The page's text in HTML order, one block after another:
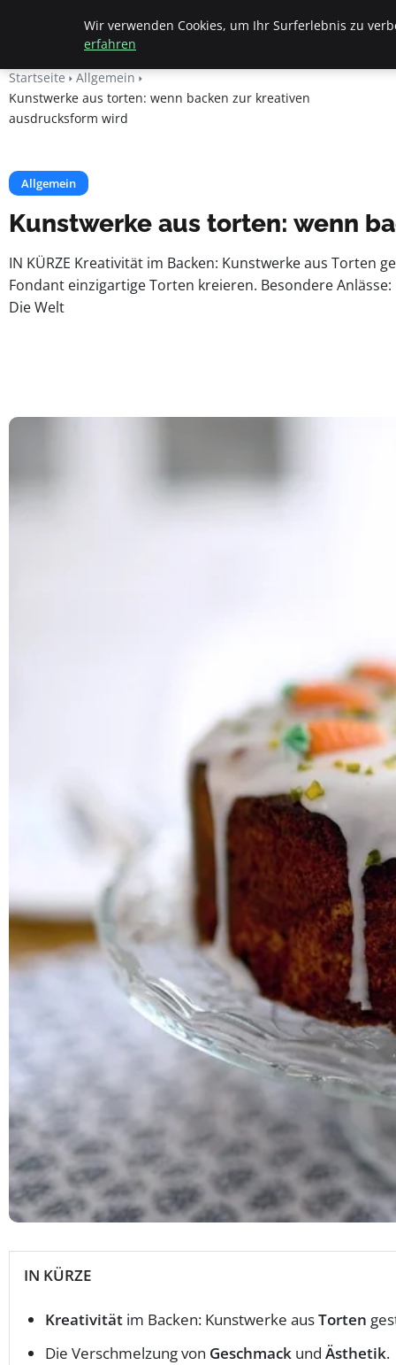
Beyond Surface
Startseite
Allgemein
Kunstwerke aus torten: wenn backen zur kreativen
ausdrucksform wird
Allgemein
Kunstwerke aus torten: wenn
IN KÜRZE Kreativität im Backen: Kunstwerke aus Torten
Fondant einzigartige Torten kreieren. Besondere
Die Welt
IN KÜRZE
Kreativität im Backen: Kunstwerke ausTorten
Die Verschmelzung von Geschmack und Ästhetik.
Wir verwenden Cookies, um Ihr Surferlebnis zu
erfahren